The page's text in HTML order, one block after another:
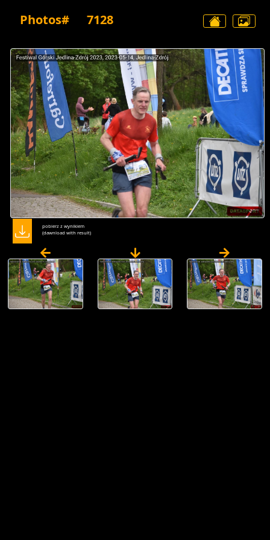
Photos# 7128
pobierz z wynikiem
(dawnload with result)